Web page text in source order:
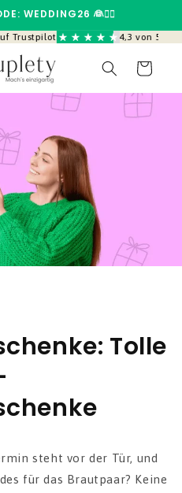
WEDDING26 👰🤵‍♂️
Trustpilot 4,3 von 5 auf
Warenkorb
Tolle
steht vor der Tür, und
für das Brautpaar? Keine